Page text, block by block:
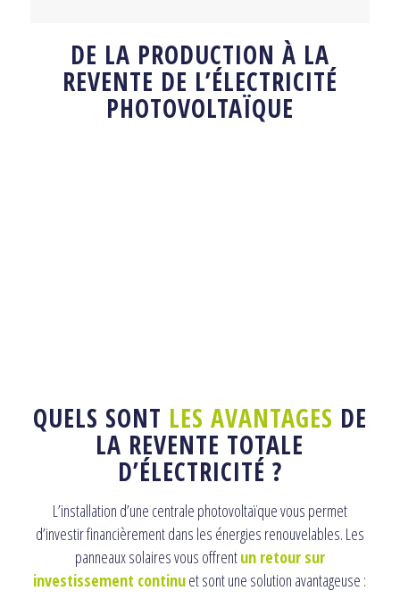
DE LA PRODUCTION À LA
REVENTE DE L’ÉLECTRICITÉ
PHOTOVOLTAÏQUE
QUELS SONT LES AVANTAGES DE
LA REVENTE TOTALE
D’ÉLECTRICITÉ ?
L’installation d’une centrale photovoltaïque vous permet
d’investir financièrement dans les énergies renouvelables. Les
panneaux solaires vous offrentun retour sur
investissement continuet sont une solution avantageuse :